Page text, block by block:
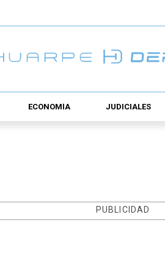
ECONOMÍA JUDICIALES
PUBLICIDAD